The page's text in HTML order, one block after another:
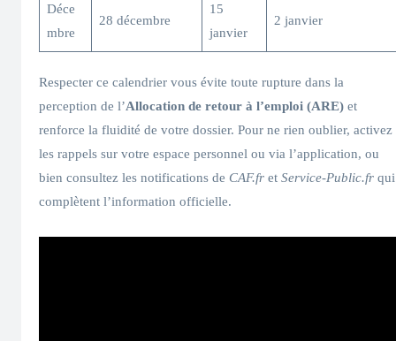
Déce
mbre
28 décembre
15
janvier
2 janvier
Respecter ce calendrier vous évite toute rupture dans la
perception de l’Allocation de retour à l’emploi (ARE) et
renforce la fluidité de votre dossier. Pour ne rien oublier, activez
les rappels sur votre espace personnel ou via l’application, ou
bien consultez les notifications de CAF.fr et Service-Public.fr qui
complètent l’information officielle.